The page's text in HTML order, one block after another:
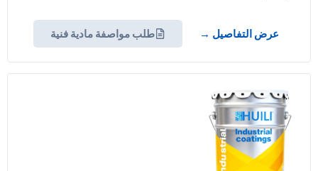
عرض التفاصيل → طلب مواصفة مادية فنية